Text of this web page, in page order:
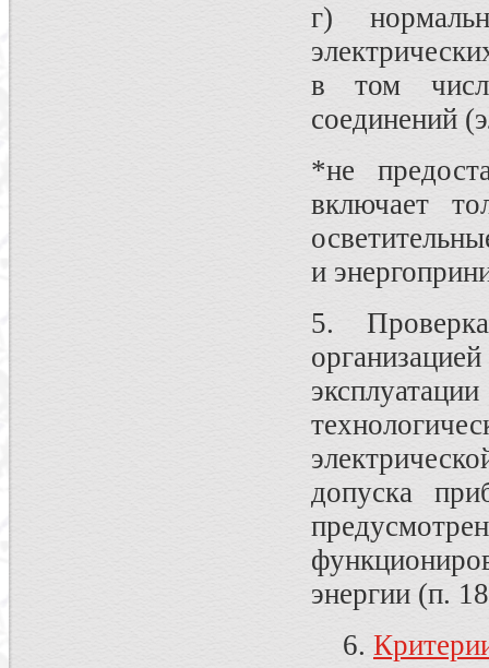
г)
в том
соединений
*не
включает
и
5.
допуска
энергии (п.
6.